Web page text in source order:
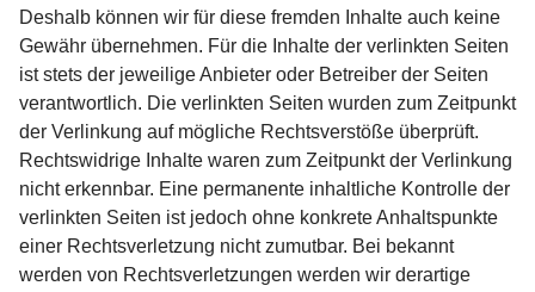
Deshalb können wir für diese fremden Inhalte auch keine
Gewähr übernehmen. Für die Inhalte der verlinkten Seiten
ist stets der jeweilige Anbieter oder Betreiber der Seiten
verantwortlich. Die verlinkten Seiten wurden zum Zeitpunkt
der Verlinkung auf mögliche Rechtsverstöße überprüft.
Rechtswidrige Inhalte waren zum Zeitpunkt der Verlinkung
nicht erkennbar. Eine permanente inhaltliche Kontrolle der
verlinkten Seiten ist jedoch ohne konkrete Anhaltspunkte
einer Rechtsverletzung nicht zumutbar. Bei bekannt
werden von Rechtsverletzungen werden wir derartige